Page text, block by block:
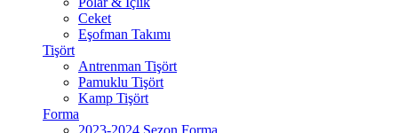
Ceket
Eşofman Takımı
Tişört
Antrenman Tişört
Pamuklu Tişört
Kamp Tişört
Forma
2023-2024 Sezon Forma